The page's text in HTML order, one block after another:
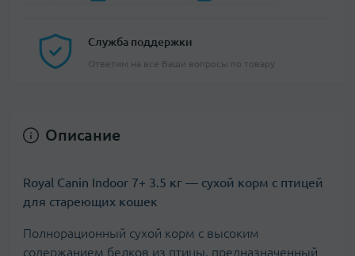
Служба поддержки
Ответим на все Ваши вопросы по товару
Описание
Royal Canin Indoor 7+ 3.5 кг — сухой корм с птицей
для стареющих кошек
Полнорационный сухой корм с высоким
содержанием белков из птицы, предназначенный